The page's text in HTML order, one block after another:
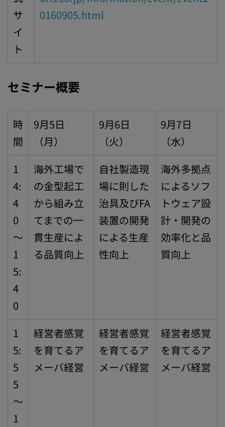
サ
イ
ト
0160905.html
セミナー概要
時
間
9月5日
（月）
9月6日
（火）
9月7日
（水）
1
4:
4
0
～
1
5:
4
0
海外工場で
の金型起工
から組み立
てまでの一
貫生産によ
る品質向上
自社製造現
場に則した
治具及びFA
装置の開発
による生産
性向上
海外多拠点
によるソフ
トウェア設
計・開発の
効率化と品
質向上
1
5:
5
5
～
1
経営者感覚
を育てるア
メーバ経営
経営者感覚
を育てるア
メーバ経営
経営者感覚
を育てるア
メーバ経営